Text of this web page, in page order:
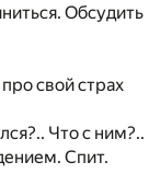
Обсудить
свой страх
Что с ним?..
Спит.